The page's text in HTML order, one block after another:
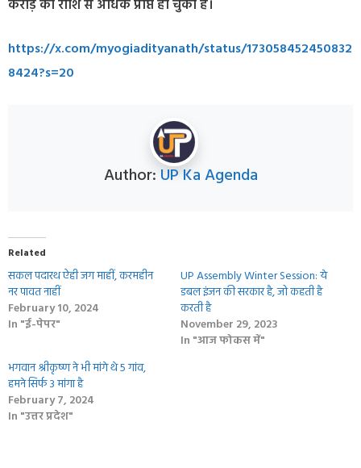
करोड़ की राशि से अधिक प्राप्त हो चुका है।
https://x.com/myogiadityanath/status/173058452450832
8424?s=20
Author: UP Ka Agenda
Related
सकल पदारथ ऐही जग माहीं, करमहीन
नर पावत नाहीं
February 10, 2024
In "ई-पेपर"
UP Assembly Winter Session: ये
डबल इंजन की सरकार है, जो कहती है
करती है
November 29, 2023
In "आज फोकस में"
भगवान श्रीकृष्ण ने भी मांगे थे 5 गांव,
हमने सिर्फ 3 मांगा है
February 7, 2024
In "उत्तर प्रदेश"